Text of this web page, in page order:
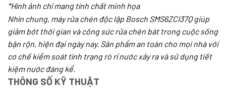
*Hình ảnh chỉ mang tính chất minh họa
Nhìn chung, máy rửa chén độc lập Bosch SMS6ZCI37Q giúp
giảm bớt thời gian và công sức rửa chén bát trong cuộc sống
bận rộn, hiện đại ngày nay. Sản phẩm an toàn cho mọi nhà với
cơ chế kiểm soát tình trạng rò rỉ nước xảy ra và sử dụng tiết
kiệm nước đáng kể.
THÔNG SỐ KỸ THUẬT